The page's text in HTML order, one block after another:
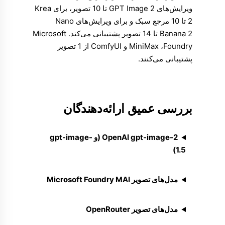
ویرایش‌های GPT Image 2 تا 10 تصویر، برای Krea
2 تا 10 مرجع سبک و برای ویرایش‌های Nano
Banana 2 تا 14 تصویر پشتیبانی می‌کند. Microsoft
Foundry، ‏MiniMax و ComfyUI از 1 تصویر
پشتیبانی می‌کنند.
بررسی عمیق ارائه‌دهندگان
OpenAI gpt-image-2 (و gpt-image-
1.5)
مدل‌های تصویر Microsoft Foundry MAI
مدل‌های تصویر OpenRouter